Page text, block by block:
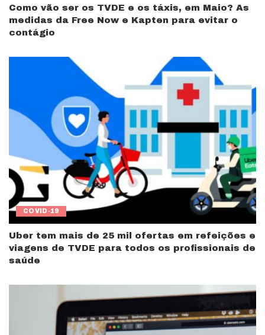
Como vão ser os TVDE e os táxis, em Maio? As
medidas da Free Now e Kapten para evitar o
contágio
COVID-19
Uber tem mais de 25 mil ofertas em refeições e
viagens de TVDE para todos os profissionais de
saúde